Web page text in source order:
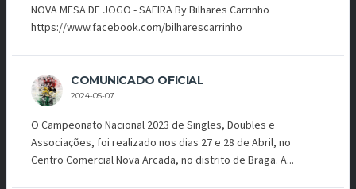
NOVA MESA DE JOGO - SAFIRA By Bilhares Carrinho
https://www.facebook.com/bilharescarrinho
COMUNICADO OFICIAL
2024-05-07
O Campeonato Nacional 2023 de Singles, Doubles e
Associações, foi realizado nos dias 27 e 28 de Abril, no
Centro Comercial Nova Arcada, no distrito de Braga. A...